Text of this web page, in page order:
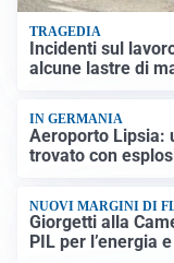
TRAGEDIA
Incidenti sul
alcune lastre di
IN GERMANIA
Aeroporto Lipsia:
trovato con
NUOVI MARGINI DI
Giorgetti alla
PIL per l’energia